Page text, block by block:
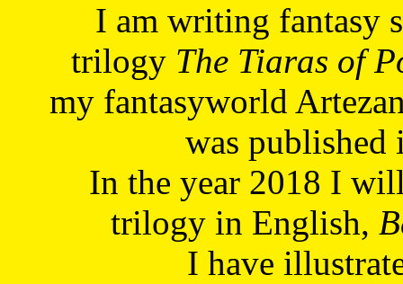
I am writing fantasy
trilogy The Tiaras of
my fantasyworld
was published
In the year 2018 I
trilogy in English,
I have